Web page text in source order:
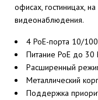
офисах, гостиницах,
видеонаблюдения.
4 PoE-порта 10/
Питание PoE до 30
Расширенный
Металлический
Поддержка